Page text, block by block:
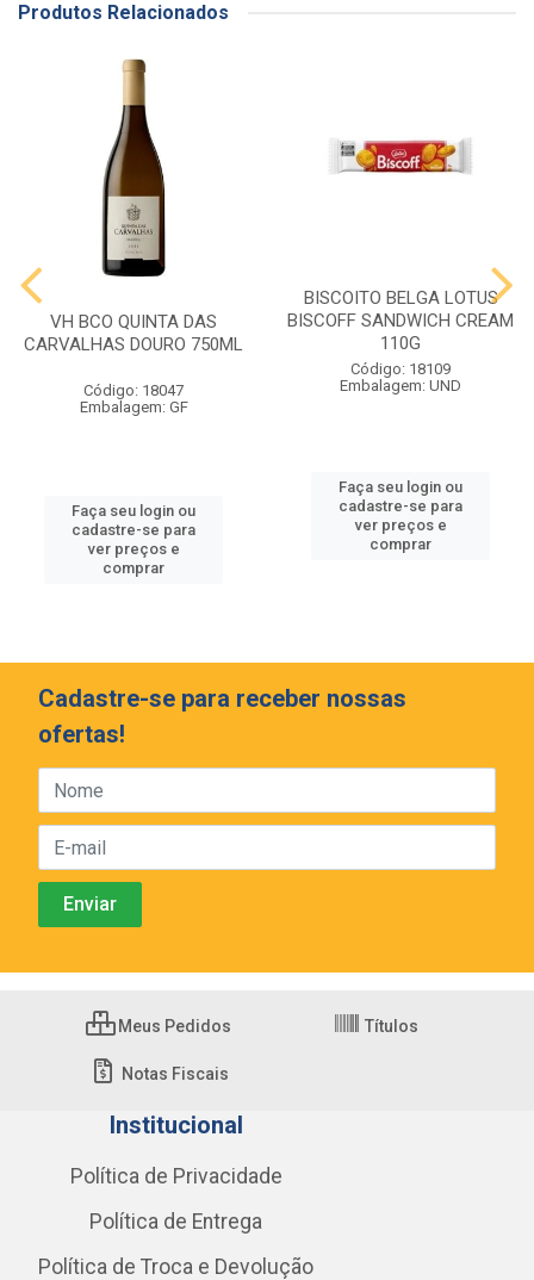
Produtos Relacionados
VH BCO QUINTA DAS
CARVALHAS DOURO 750ML
Código: 18047
Embalagem: GF
Faça seu login ou
cadastre-se para
ver preços e
comprar
BISCOITO BELGA LOTUS
BISCOFF SANDWICH CREAM
110G
Código: 18109
Embalagem: UND
Faça seu login ou
cadastre-se para
ver preços e
comprar
Cadastre-se para receber nossas
ofertas!
Meus Pedidos Títulos
Notas Fiscais
Institucional
Política de Privacidade
Política de Entrega
Política de Troca e Devolução